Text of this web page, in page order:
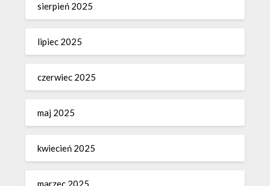
sierpień 2025
lipiec 2025
czerwiec 2025
maj 2025
kwiecień 2025
marzec 2025